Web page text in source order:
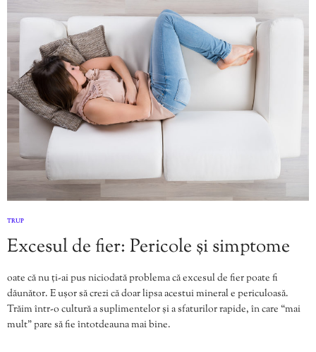
TRUP
Excesul de fier: Pericole și simptome
oate că nu ți-ai pus niciodată problema că excesul de fier poate fi
dăunător. E ușor să crezi că doar lipsa acestui mineral e periculoasă.
Trăim într-o cultură a suplimentelor și a sfaturilor rapide, în care “mai
mult” pare să fie întotdeauna mai bine.